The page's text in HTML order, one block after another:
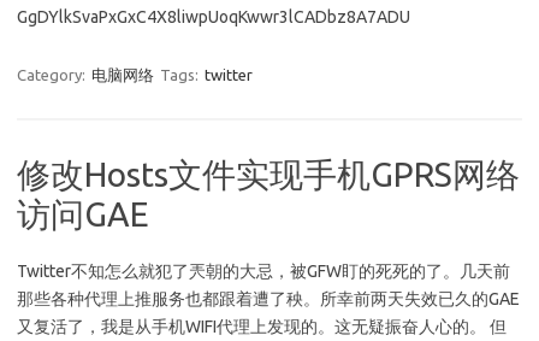
GgDYlkSvaPxGxC4X8liwpUoqKwwr3lCADbz8A7ADU
Category: 电脑网络 Tags: twitter
修改Hosts文件实现手机GPRS网络
访问GAE
Twitter不知怎么就犯了兲朝的大忌，被GFW盯的死死的了。几天前
那些各种代理上推服务也都跟着遭了秧。所幸前两天失效已久的GAE
又复活了，我是从手机WIFI代理上发现的。这无疑振奋人心的。 但